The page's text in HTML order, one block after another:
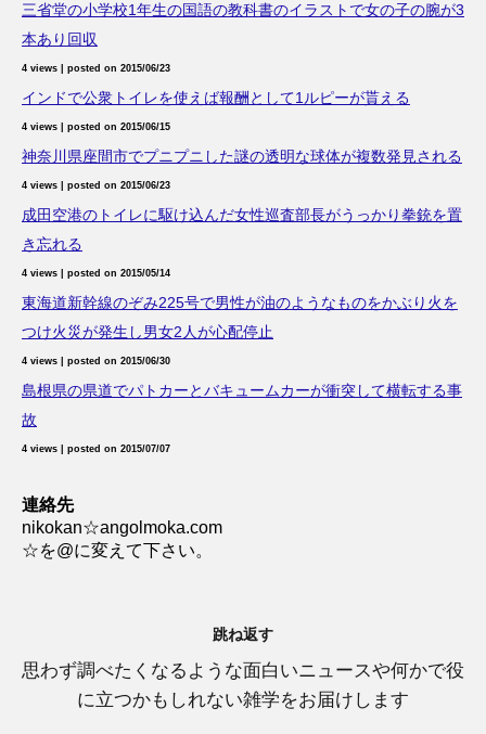
三省堂の小学校1年生の国語の教科書のイラストで女の子の腕が3
本あり回収
4 views posted on 2015/06/23
インドで公衆トイレを使えば報酬として1ルピーが貰える
4 views posted on 2015/06/15
神奈川県座間市でプニプニした謎の透明な球体が複数発見される
4 views posted on 2015/06/23
成田空港のトイレに駆け込んだ女性巡査部長がうっかり拳銃を置
き忘れる
4 views posted on 2015/05/14
東海道新幹線のぞみ225号で男性が油のようなものをかぶり火を
つけ火災が発生し男女2人が心配停止
4 views posted on 2015/06/30
島根県の県道でパトカーとバキュームカーが衝突して横転する事
故
4 views posted on 2015/07/07
連絡先
nikokan☆angolmoka.com
☆を@に変えて下さい。
跳ね返す
思わず調べたくなるような面白いニュースや何かで役
に立つかもしれない雑学をお届けします